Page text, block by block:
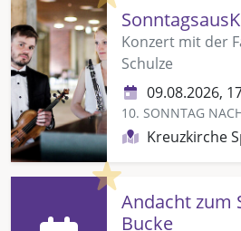
Konzert mit der
Schulze
09.08.2026,
Kreuzkirche
Highlight
Andacht zum
Bucke